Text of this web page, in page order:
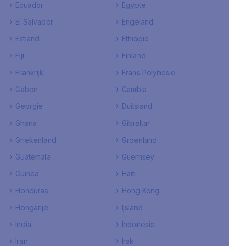
Ecuador
Egypte
El Salvador
Engeland
Estland
Ethiopie
Fiji
Finland
Frankrijk
Frans Polynesie
Gabon
Gambia
Georgie
Duitsland
Ghana
Gibraltar
Griekenland
Groenland
Guatemala
Guernsey
Guinea
Haiti
Honduras
Hong Kong
Hongarije
Ijsland
India
Indonesie
Iran
Irak